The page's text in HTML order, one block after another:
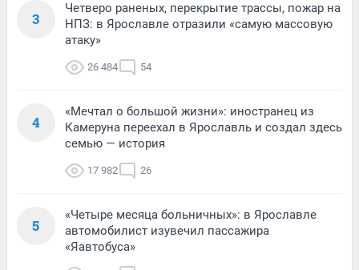
3
Четверо раненых, перекрытие трассы, пожар на
НПЗ: в Ярославле отразили «самую массовую
атаку»
26 484 54
4
«Мечтал о большой жизни»: иностранец из
Камеруна переехал в Ярославль и создал здесь
семью — история
17 982 26
5
«Четыре месяца больничных»: в Ярославле
автомобилист изувечил пассажира
«Яавтобуса»